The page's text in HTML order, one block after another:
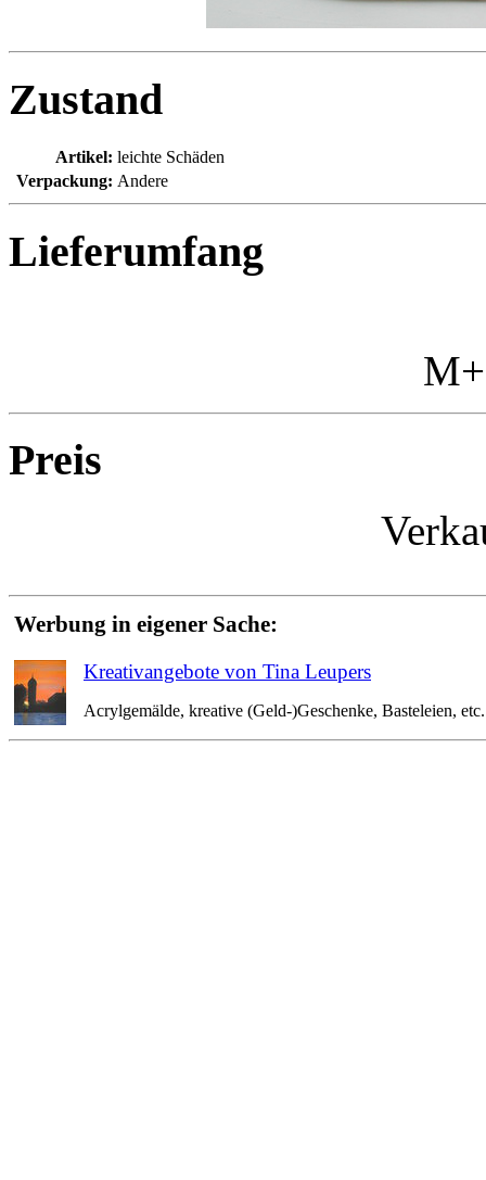
Zustand
Artikel: leichte Schäden
Verpackung: Andere
Lieferumfang
Preis
Werbung in eigener Sache:
Kreativangebote von Tina Leupers
Acrylgemälde, kreative (Geld-)Geschenke, Basteleien,